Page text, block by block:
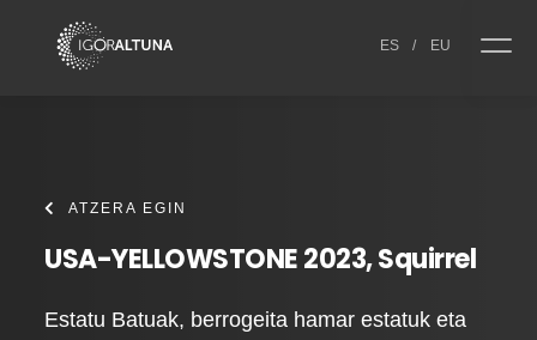
ES / EU
ATZERA EGIN
USA-YELLOWSTONE 2023, Squirrel
Estatu Batuak, berrogeita hamar estatuk eta